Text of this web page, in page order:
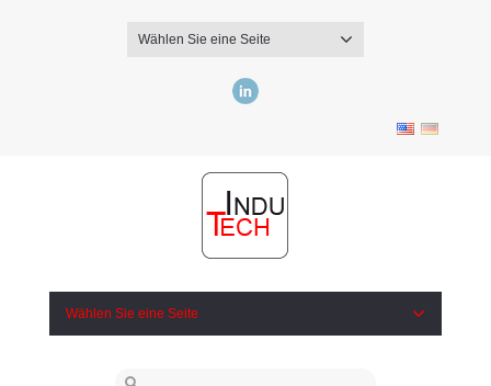
Wählen Sie eine Seite
Wählen Sie eine Seite